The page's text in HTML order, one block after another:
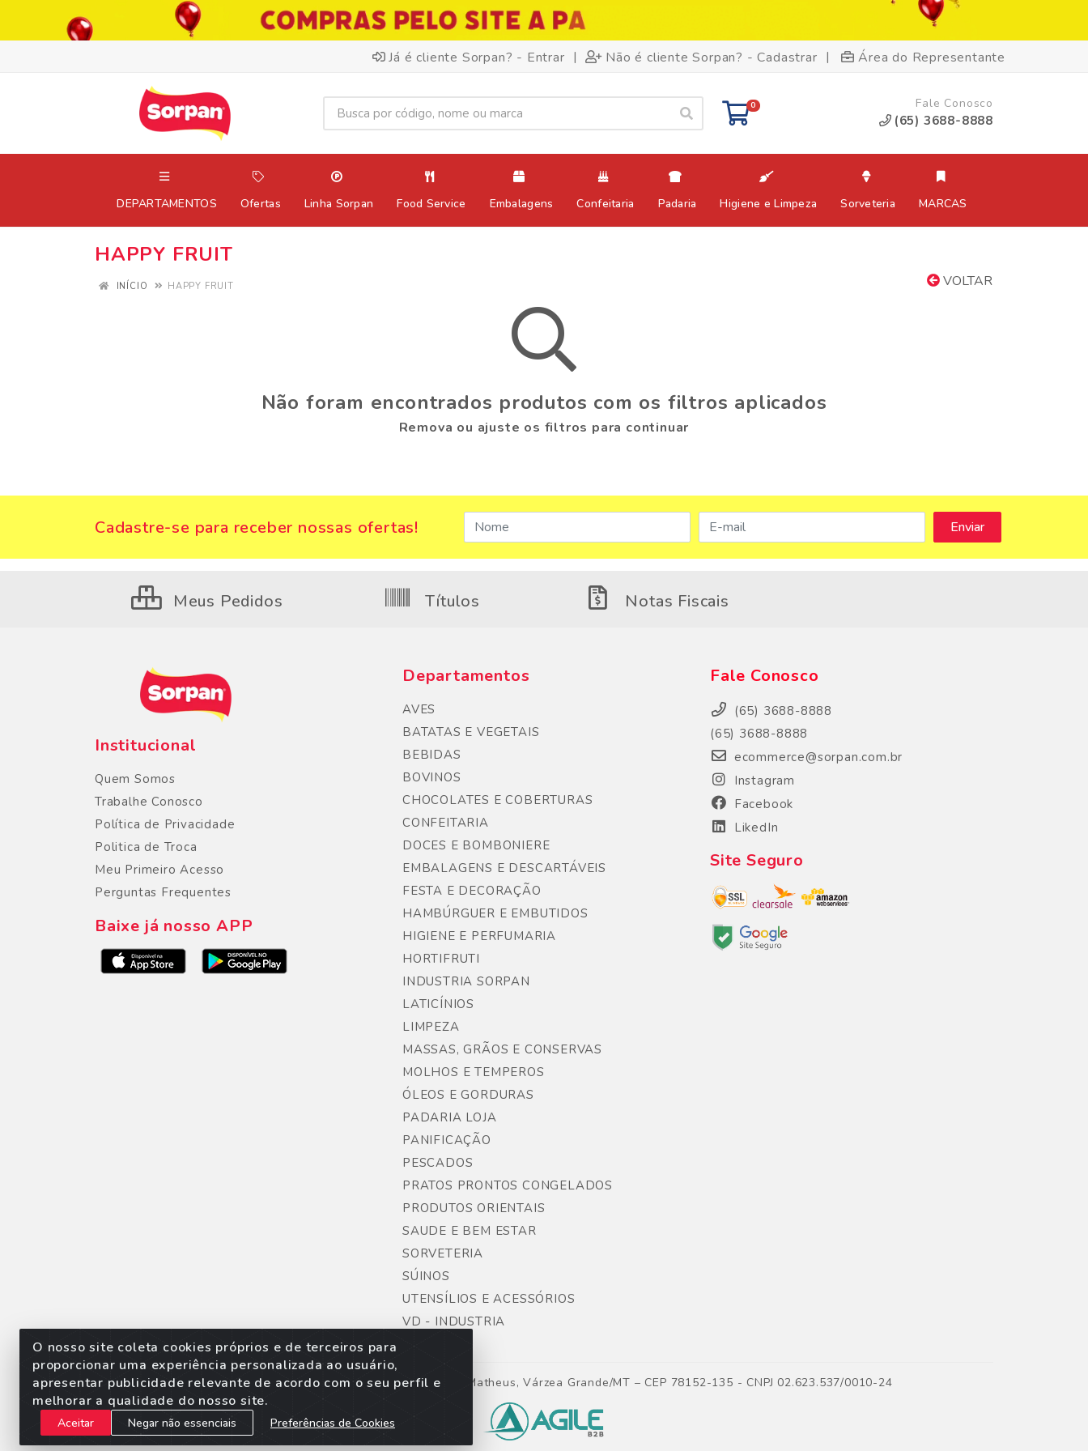
Já é cliente Sorpan? - Entrar | Não é cliente Sorpan? - Cadastrar | Área do Representante
0 Fale Conosco
(65) 3688-8888
DEPARTAMENTOS Ofertas Linha Sorpan Food Service Embalagens Confeitaria Padaria Higiene e Limpeza Sorveteria MARCAS
HAPPY FRUIT
VOLTAR
INÍCIO HAPPY FRUIT
Não foram encontrados produtos com os filtros aplicados
Remova ou ajuste os filtros para continuar
O nosso site coleta cookies próprios e de terceiros para
proporcionar uma experiência personalizada ao usuário,
apresentar publicidade relevante de acordo com o seu perfil e
melhorar a qualidade do nosso site.
Aceitar Negar não essenciais Preferências de Cookies
Cadastre-se para receber nossas ofertas!
Meus Pedidos Títulos Notas Fiscais
Institucional
Quem Somos
Trabalhe Conosco
Política de Privacidade
Politica de Troca
Meu Primeiro Acesso
Perguntas Frequentes
Baixe já nosso APP
Departamentos
AVES
BATATAS E VEGETAIS
BEBIDAS
BOVINOS
CHOCOLATES E COBERTURAS
CONFEITARIA
DOCES E BOMBONIERE
EMBALAGENS E DESCARTÁVEIS
FESTA E DECORAÇÃO
HAMBÚRGUER E EMBUTIDOS
HIGIENE E PERFUMARIA
HORTIFRUTI
INDUSTRIA SORPAN
LATICÍNIOS
LIMPEZA
MASSAS, GRÃOS E CONSERVAS
MOLHOS E TEMPEROS
ÓLEOS E GORDURAS
PADARIA LOJA
PANIFICAÇÃO
PESCADOS
PRATOS PRONTOS CONGELADOS
PRODUTOS ORIENTAIS
SAUDE E BEM ESTAR
SORVETERIA
SÚINOS
UTENSÍLIOS E ACESSÓRIOS
VD - INDUSTRIA
Fale Conosco
(65) 3688-8888
(65) 3688-8888
ecommerce@sorpan.com.br
Instagram
Facebook
LikedIn
Site Seguro
Sorpan - Rodovia dos Imigrantes, Lote 06, São Matheus, Várzea Grande/MT – CEP 78152-135 - CNPJ 02.623.537/0010-24